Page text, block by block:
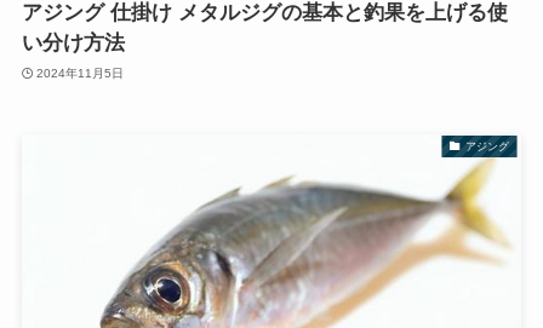
アジング 仕掛け メタルジグの基本と釣果を上げる使
い分け方法
2024年11月5日
アジング